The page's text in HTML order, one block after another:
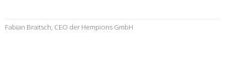
Fabian Braitsch, CEO der Hempions GmbH